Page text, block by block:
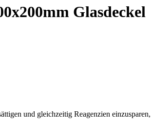
Glasdeckel
und gleichzeitig Reagenzien einzusparen,